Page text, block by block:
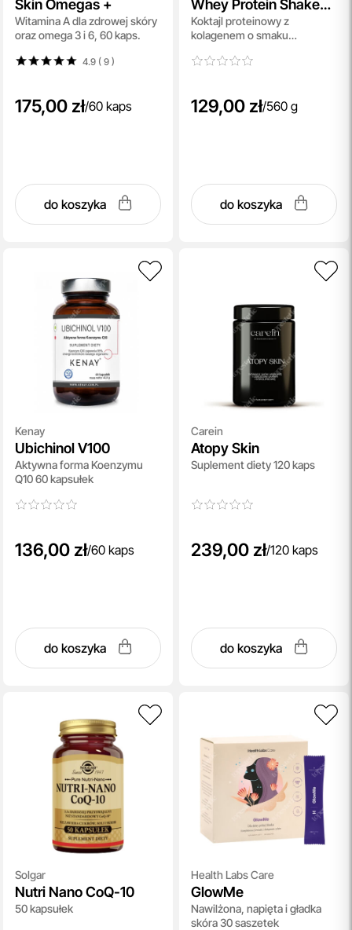
Skin Omegas +
Witamina A dla zdrowej skóry
oraz omega 3 i 6, 60 kaps.
4.9 ( 9)
175,00 zł/60 kaps
do koszyka
Whey Protein Shake
with Collagen
Koktajl proteinowy z
kolagenem o smaku
560 g
129,00 zł/560 g
do koszyka
Kenay
Ubichinol V100
Aktywna forma Koenzymu
Q10 60 kapsułek
136,00 zł/60 kaps
do koszyka
Carein
Atopy Skin
Suplement diety 120 kaps
239,00 zł/120 kaps
do koszyka
Solgar
Nutri Nano CoQ-10
50 kapsułek
Health Labs Care
GlowMe
Nawilżona, napięta i gładka
skóra 30 saszetek